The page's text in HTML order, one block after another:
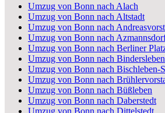
Umzug von Bonn nach Alach
Umzug von Bonn nach Altstadt
Umzug von Bonn nach
Umzug von Bonn nach
Umzug von Bonn nach Berliner
Umzug von Bonn nach Bindersleben
Umzug von Bonn nach Bischleben-
Umzug von Bonn nach
Umzug von Bonn nach Büßleben
Umzug von Bonn nach Daberstedt
Umzug von Bonn nach Dittelstedt